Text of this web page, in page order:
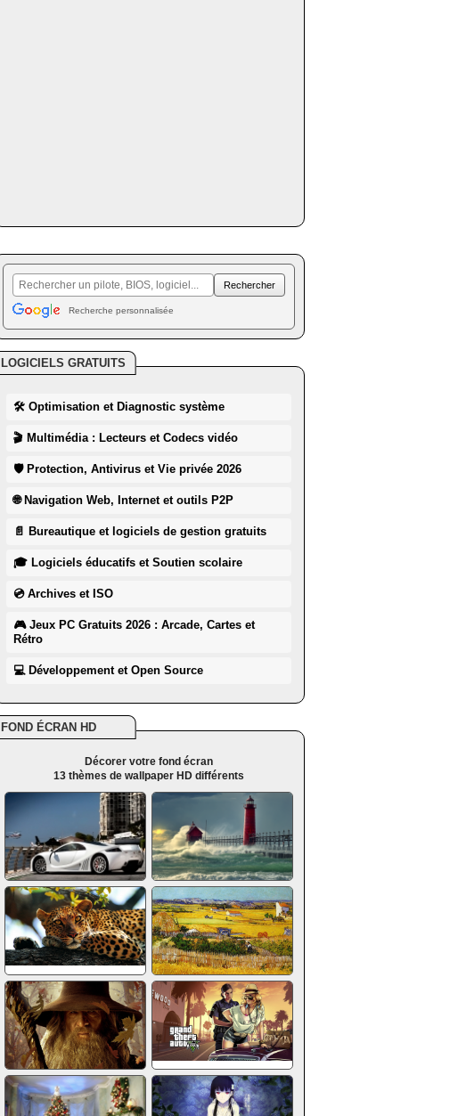
Recherche personnalisée
LOGICIELS GRATUITS
🛠 Optimisation et Diagnostic système
🎬 Multimédia : Lecteurs et Codecs vidéo
🛡 Protection, Antivirus et Vie privée 2026
🌐 Navigation Web, Internet et outils P2P
📄 Bureautique et logiciels de gestion gratuits
🎓 Logiciels éducatifs et Soutien scolaire
💿 Archives et ISO
🎮 Jeux PC Gratuits 2026 : Arcade, Cartes et
Rétro
💻 Développement et Open Source
FOND ÉCRAN HD
Décorer votre fond écran
13 thèmes de wallpaper HD différents